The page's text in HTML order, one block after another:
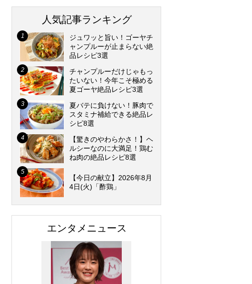
人気記事ランキング
ジュワッと旨い！ゴーヤチ
ャンプルーが止まらない絶
品レシピ3選
チャンプルーだけじゃもっ
たいない！今年こそ極める
夏ゴーヤ絶品レシピ3選
夏バテに負けない！豚肉で
スタミナ補給できる絶品レ
シピ8選
【驚きのやわらかさ！】ヘ
ルシーなのに大満足！鶏む
ね肉の絶品レシピ8選
【今日の献立】2026年8月
4日(火)「酢鶏」
エンタメニュース